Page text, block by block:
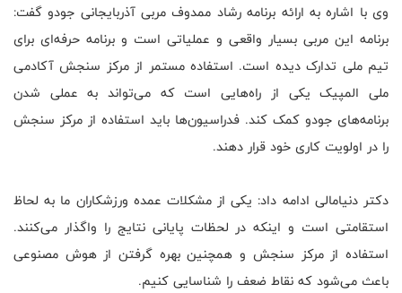
وی با اشاره به ارائه برنامه رشاد ممدوف مربی آذربایجانی جودو گفت:
برنامه این مربی بسیار واقعی و عملیاتی است و برنامه حرفه‌ای برای
تیم ملی تدارک دیده است. استفاده مستمر از مرکز سنجش آکادمی
ملی المپیک یکی از راه‌هایی است که می‌تواند به عملی شدن
برنامه‌های جودو کمک کند. فدراسیون‌ها باید استفاده از مرکز سنجش
را در اولویت کاری خود قرار دهند.
دکتر دنیامالی ادامه داد: یکی از مشکلات عمده ورزشکاران ما به لحاظ
استقامتی است و اینکه در لحظات پایانی نتایج را واگذار می‌کنند.
استفاده از مرکز سنجش و همچنین بهره گرفتن از هوش مصنوعی
باعث می‌شود که نقاط ضعف را شناسایی کنیم.